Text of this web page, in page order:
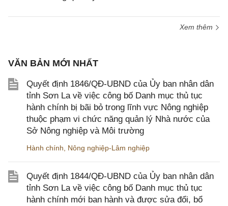
Xem thêm
VĂN BẢN MỚI NHẤT
Quyết định 1846/QĐ-UBND của Ủy ban nhân dân
tỉnh Sơn La về việc công bố Danh mục thủ tục
hành chính bị bãi bỏ trong lĩnh vực Nông nghiệp
thuộc phạm vi chức năng quản lý Nhà nước của
Sở Nông nghiệp và Môi trường
Hành chính Nông nghiệp-Lâm nghiệp
Quyết định 1844/QĐ-UBND của Ủy ban nhân dân
tỉnh Sơn La về việc công bố Danh mục thủ tục
hành chính mới ban hành và được sửa đổi, bổ